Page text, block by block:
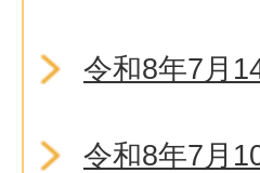
令和8年7月
令和8年7月